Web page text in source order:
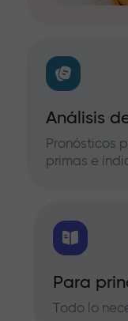
Análisis
Pronósticos
primas e
Para
Todo lo